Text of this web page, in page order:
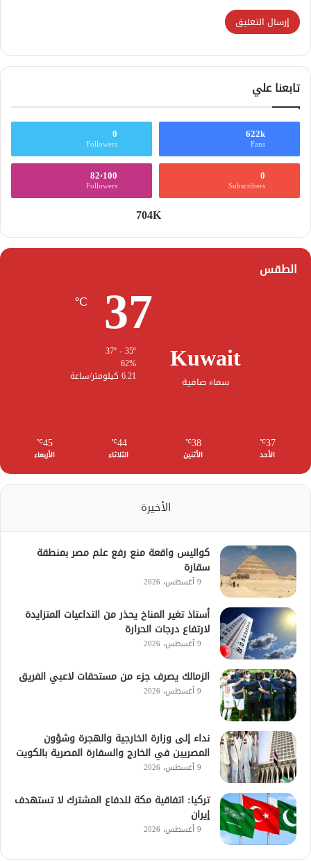
تابعنا علي
622k
Fans
0
Followers
0
Subscribers
82٬100
Followers
704K
الطقس
Kuwait
سماء صافية
37
℃
62%
6.21 كيلومتر/ساعة
37
℃
الأحد
38
℃
الأثنين
44
℃
الثلاثاء
45
℃
الأربعاء
الأخيرة
كواليس واقعة منع رفع علم مصر بمنطقة
سقارة
9 أغسطس، 2026
أستاذ تغير المناخ يحذر من التداعيات المتزايدة
لارتفاع درجات الحرارة
9 أغسطس، 2026
الزمالك يصرف جزء من مستحقات لاعبي الفريق
9 أغسطس، 2026
نداء إلى وزارة الخارجية والهجرة وشؤون
المصريين في الخارج والسفارة المصرية بالكويت
9 أغسطس، 2026
تركيا: اتفاقية مكة للدفاع المشترك لا تستهدف
إيران
9 أغسطس، 2026